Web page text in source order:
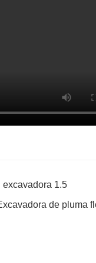
excavadora 1.5
de pluma